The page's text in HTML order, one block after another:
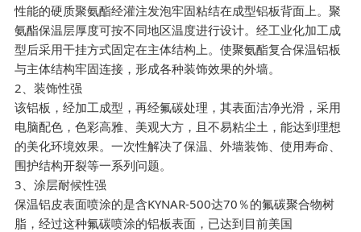
性能的硬质聚氨酯经灌注发泡牢固粘结在成型铝板背面上。聚
氨酯保温层厚度可按不同地区温度进行设计。经工业化加工成
型后采用干挂方式固定在主体结构上。使聚氨酯复合保温铝板
与主体结构牢固连接，形成各种装饰效果的外墙。
2、装饰性强
该铝板，经加工成型，再经氟碳处理，其表面洁净光滑，采用
电脑配色，色彩高雅、美观大方，且不易粘尘土，能达到理想
的美化环境效果。一次性解决了保温、外墙装饰、使用寿命、
围护结构开裂等一系列问题。
3、涂层耐候性强
保温铝皮表面喷涂的是含KYNAR-500达70％的氟碳聚合物树
脂，经过这种氟碳喷涂的铝板表面，已达到目前美国